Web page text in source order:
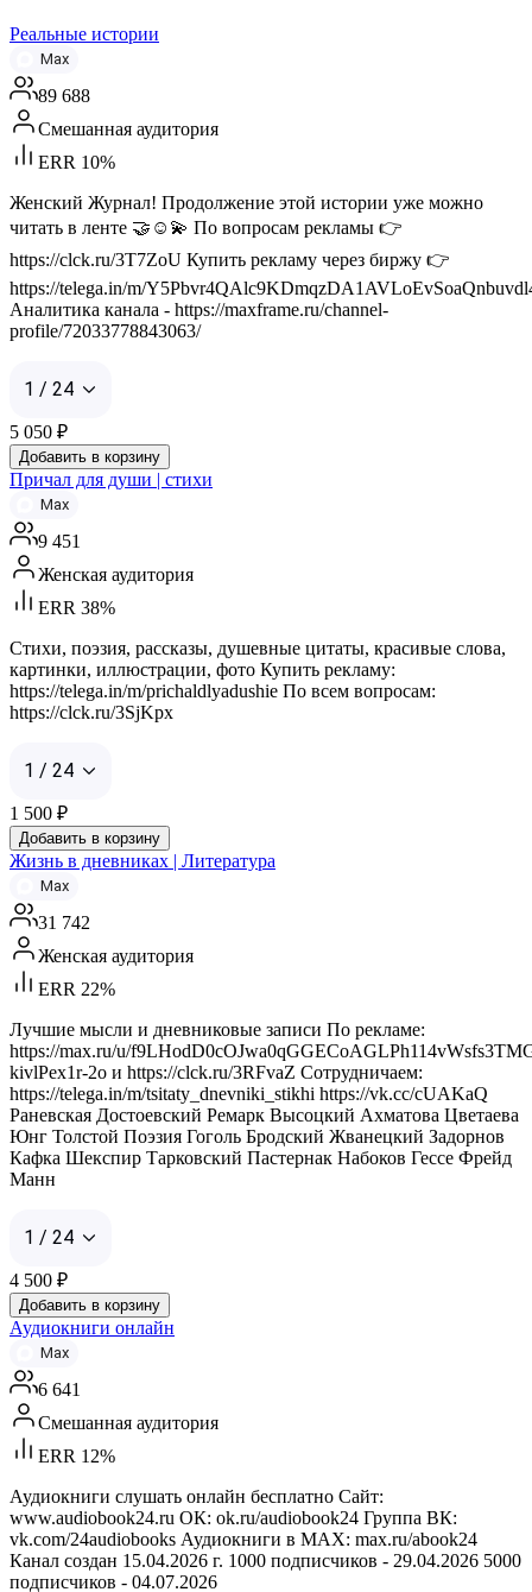
Реальные истории
Max
89 688
Смешанная аудитория
ERR 10%
Женский Журнал! Продолжение этой истории уже можно
читать в ленте 🤝☺️💫 По вопросам рекламы 👉
https://clck.ru/3T7ZoU Купить рекламу через биржу 👉
https://telega.in/m/
Аналитика канала - https://maxframe.ru/channel-
profile/72033778843063/
1 / 24
5 050 ₽
Добавить в корзину
Причал для души | стихи
Max
9 451
Женская аудитория
ERR 38%
Стихи, поэзия, рассказы, душевные цитаты, красивые слова,
картинки, иллюстрации, фото Купить рекламу:
https://telega.in/m/prichaldlyadushie По всем вопросам:
https://clck.ru/3SjKpx
1 / 24
1 500 ₽
Добавить в корзину
Жизнь в дневниках | Литература
Max
31 742
Женская аудитория
ERR 22%
Лучшие мысли и дневниковые записи По рекламе:
https://max.ru/u/
kivlPex1r-2o и https://clck.ru/3RFvaZ Сотрудничаем:
https://telega.in/m/tsitaty_dnevniki_stikhi https://vk.cc/cUAKaQ
Раневская Достоевский Ремарк Высоцкий Ахматова Цветаева
Юнг Толстой Поэзия Гоголь Бродский Жванецкий Задорнов
Кафка Шекспир Тарковский Пастернак Набоков Гессе Фрейд
Манн
1 / 24
4 500 ₽
Добавить в корзину
Аудиокниги онлайн
Max
6 641
Смешанная аудитория
ERR 12%
Аудиокниги слушать онлайн бесплатно Сайт:
www.audiobook24.ru ОК: ok.ru/audiobook24 Группа ВК:
vk.com/24audiobooks Аудиокниги в MAX: max.ru/abook24
Канал создан 15.04.2026 г. 1000 подписчиков - 29.04.2026 5000
подписчиков - 04.07.2026